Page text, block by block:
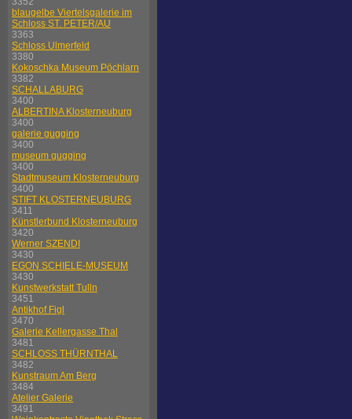
blaugelbe Viertelsgalerie im
Schloss ST. PETER/AU
3363
Schloss Ulmerfeld
3380
Kokoschka Museum Pöchlarn
3382
SCHALLABURG
3400
ALBERTINA Klosterneuburg
3400
galerie gugging
3400
museum gugging
3400
Stadtmuseum Klosterneuburg
3400
STIFT KLOSTERNEUBURG
3411
Künstlerbund Klosterneuburg
3420
Werner SZENDI
3430
EGON SCHIELE-MUSEUM
3430
Kunstwerkstatt Tulln
3451
Antikhof Figl
3470
Galerie Kellergasse Thal
3481
SCHLOSS THÜRNTHAL
3482
Kunstraum Am Berg
3484
Atelier Galerie
3491